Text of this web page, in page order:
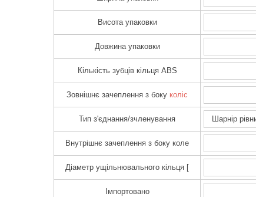
Висота упаковки
Довжина упаковки
Кількість зубців кільця ABS
Зовнішнє зачеплення з боку коліс
Тип з'єднання/зчленування Шарнір
Внутрішнє зачеплення з боку коле
Діаметр ущільнювального кільця [
Імпортовано